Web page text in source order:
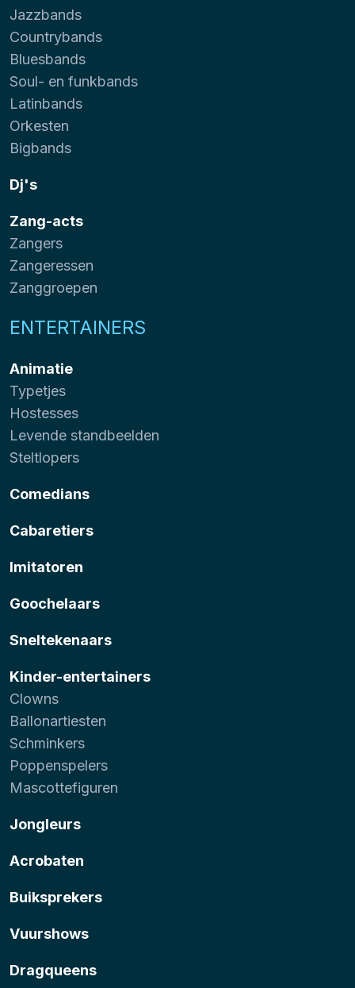
Jazzbands
Countrybands
Bluesbands
Soul- en funkbands
Latinbands
Orkesten
Bigbands
Dj's
Zang-acts
Zangers
Zangeressen
Zanggroepen
ENTERTAINERS
Animatie
Typetjes
Hostesses
Levende standbeelden
Steltlopers
Comedians
Cabaretiers
Imitatoren
Goochelaars
Sneltekenaars
Kinder-entertainers
Clowns
Ballonartiesten
Schminkers
Poppenspelers
Mascottefiguren
Jongleurs
Acrobaten
Buiksprekers
Vuurshows
Dragqueens